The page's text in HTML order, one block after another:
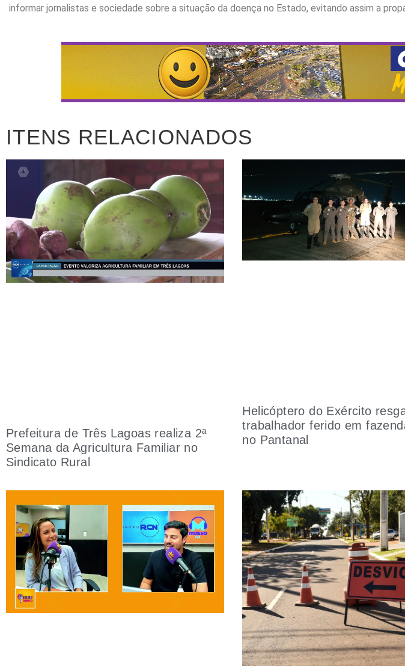
informar jornalistas e sociedade sobre a situação da doença no Estado, evitando assim a
ITENS RELACIONADOS
Prefeitura de Três Lagoas realiza 2ª
Semana da Agricultura Familiar no
Sindicato Rural
Helicóptero do Exército
trabalhador ferido em
no Pantanal